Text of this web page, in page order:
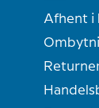
Afhent i